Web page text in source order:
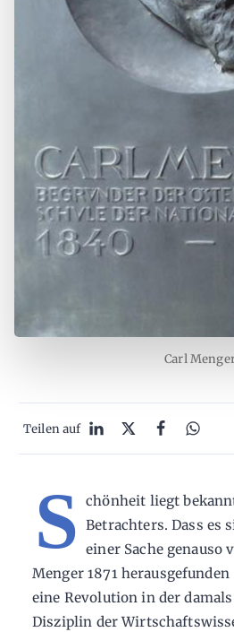
Carl
Teilen auf
S chönheit liegt
Betrachters. Dass es
einer Sache genauso
Menger 1871
eine Revolution in der
Disziplin der